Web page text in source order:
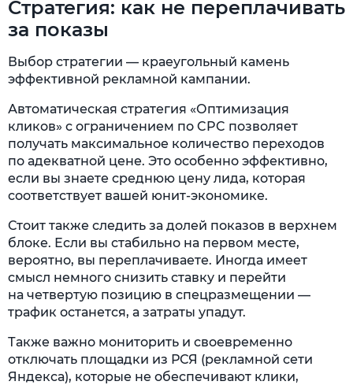
Стратегия: как не переплачивать
за показы
Выбор стратегии — краеугольный камень
эффективной рекламной кампании.
Автоматическая стратегия «Оптимизация
кликов» с ограничением по CPC позволяет
получать максимальное количество переходов
по адекватной цене. Это особенно эффективно,
если вы знаете среднюю цену лида, которая
соответствует вашей юнит-экономике.
Стоит также следить за долей показов в верхнем
блоке. Если вы стабильно на первом месте,
вероятно, вы переплачиваете. Иногда имеет
смысл немного снизить ставку и перейти
на четвертую позицию в спецразмещении —
трафик останется, а затраты упадут.
Также важно мониторить и своевременно
отключать площадки из РСЯ (рекламной сети
Яндекса), которые не обеспечивают клики,